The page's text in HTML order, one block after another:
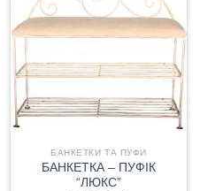
БАНКЕТКИ ТА ПУФИ
БАНКЕТКА – ПУФІК
“ЛЮКС”